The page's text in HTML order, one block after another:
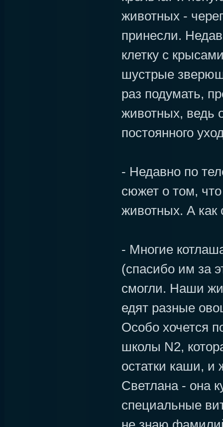
животных -
принесли.
клетку с
шустрые
раз подумать,
животных, ведь
постоянного
- Недавно по
сюжет о том,
животных. А как
- Многие
(спасибо им за
смогли. Наши
едят разные
Особо хочется
школы N2,
остатки каши,
Светлана - она
специальные